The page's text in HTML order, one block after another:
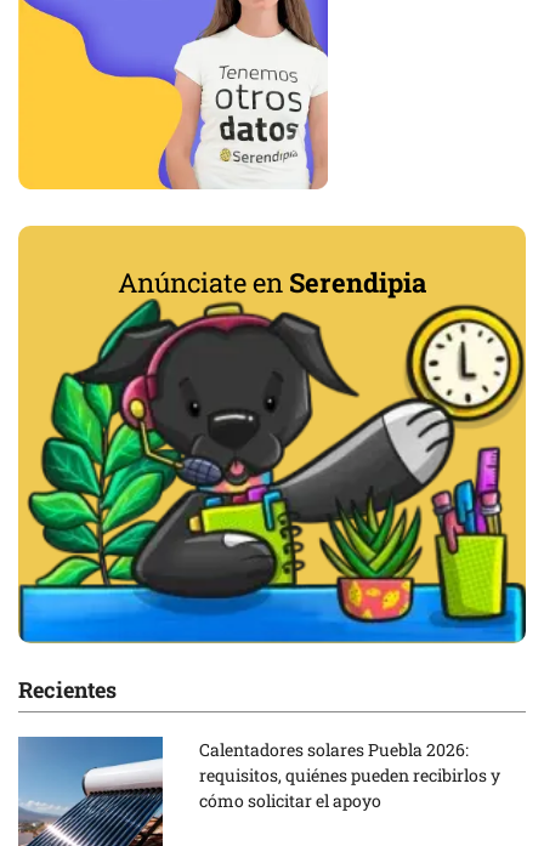
Anúnciate en Serendipia
Recientes
Calentadores solares Puebla 2026:
requisitos, quiénes pueden recibirlos y
cómo solicitar el apoyo